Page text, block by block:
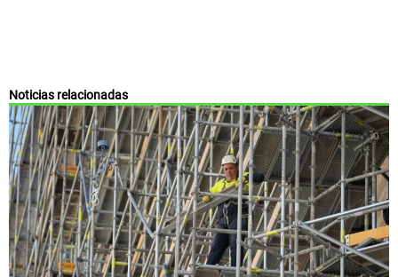
Noticias relacionadas